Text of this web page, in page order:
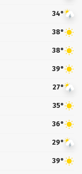
34°
38°
38°
39°
27°
35°
36°
29°
39°